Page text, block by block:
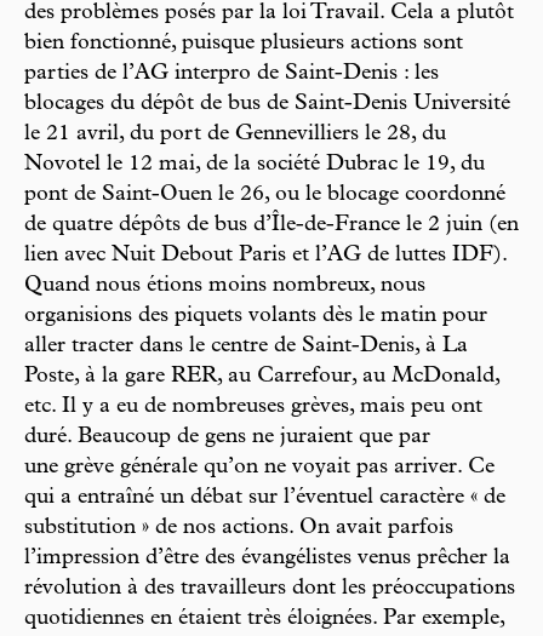
des problèmes posés par la loi Travail. Cela a plutôt
bien fonctionné, puisque plusieurs actions sont
parties de l’AG interpro de Saint-Denis : les
blocages du dépôt de bus de Saint-Denis Université
le 21 avril, du port de Gennevilliers le 28, du
Novotel le 12 mai, de la société Dubrac le 19, du
pont de Saint-Ouen le 26, ou le blocage coordonné
de quatre dépôts de bus d’Île-de-France le 2 juin (en
lien avec Nuit Debout Paris et l’AG de luttes IDF).
Quand nous étions moins nombreux, nous
organisions des piquets volants dès le matin pour
aller tracter dans le centre de Saint-Denis, à La
Poste, à la gare RER, au Carrefour, au McDonald,
etc. Il y a eu de nombreuses grèves, mais peu ont
duré. Beaucoup de gens ne juraient que par
une grève générale qu’on ne voyait pas arriver. Ce
qui a entraîné un débat sur l’éventuel caractère « de
substitution » de nos actions. On avait parfois
l’impression d’être des évangélistes venus prêcher la
révolution à des travailleurs dont les préoccupations
quotidiennes en étaient très éloignées. Par exemple,